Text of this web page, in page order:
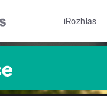
iRozhlas